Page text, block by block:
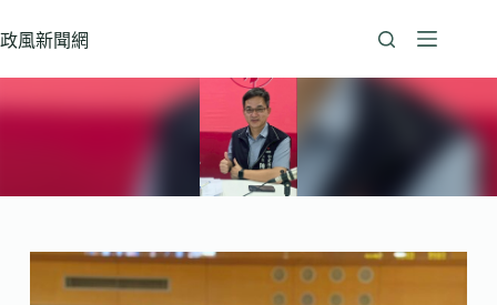
至
政風新聞網